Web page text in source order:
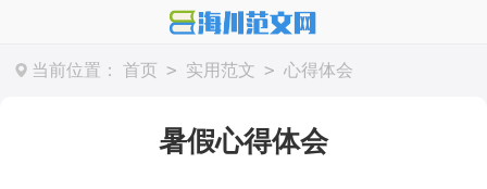
当前位置： 首页 > 实用范文 > 心得体会
暑假心得体会